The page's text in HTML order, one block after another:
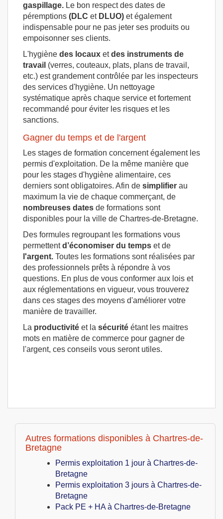
gaspillage. Le bon respect des dates de
péremptions (DLC et DLUO) et également
indispensable pour ne pas jeter ses produits ou
empoisonner ses clients.
L'hygiène des locaux etdes instruments de
travail (verres, couteaux, plats, plans de travail,
etc.) est grandement contrôlée par les inspecteurs
des services d'hygiène. Un nettoyage
systématique après chaque service et fortement
recommandé pour éviter les risques et les
sanctions.
Gagner du temps et de l'argent
Les stages de formation concernent également les
permis d'exploitation. De la même manière que
pour les stages d'hygiène alimentaire, ces
derniers sont obligatoires. Afin de simplifier au
maximum la vie de chaque commerçant, de
nombreuses dates de formations sont
disponibles pour la ville de Chartres-de-Bretagne.
Des formules regroupant les formations vous
permettentd’économiser du temps et de
l'argent. Toutes les formations sont réalisées par
des professionnels prêts à répondre à vos
questions. En plus de vous conformer aux lois et
aux réglementations en vigueur, vous trouverez
dans ces stages des moyens d'améliorer votre
manière de travailler.
La productivité et la sécurité étant les maitres
mots en matière de commerce pour gagner de
l'argent, ces conseils vous seront utiles.
Autres formations disponibles à Chartres-de-
Bretagne
Permis exploitation 1 jour à Chartres-de-
Bretagne
Permis exploitation 3 jours à Chartres-de-
Bretagne
Pack PE + HA à Chartres-de-Bretagne